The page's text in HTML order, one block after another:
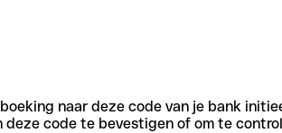
naar deze code van je bank
deze code te bevestigen of om te